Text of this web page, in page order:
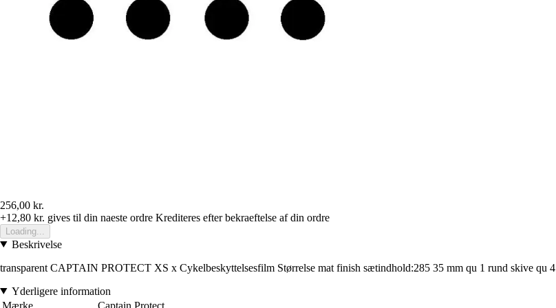
256,00 kr.
+12,80 kr. gives til din naeste ordre Krediteres efter bekraeftelse af din ordre
Loading...
Beskrivelse
transparent CAPTAIN PROTECT XS x Cykelbeskyttelsesfilm Størrelse mat finish sætindhold:285 35 mm qu 1 rund skive qu 4
Yderligere information
Mærke
Captain Protect